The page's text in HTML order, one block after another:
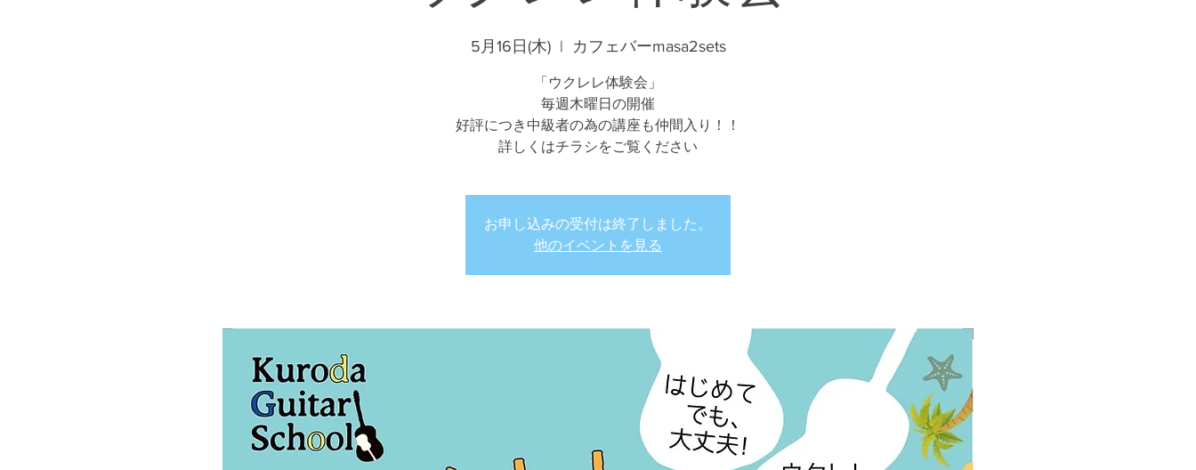
5月16日(木)
  |
カフェバーmasa2sets
「ウクレレ体験会」
毎週木曜日の開催
好評につき中級者の為の講座も仲間入り！！
詳しくはチラシをご覧ください
お申し込みの受付は終了しました。
他のイベントを見る